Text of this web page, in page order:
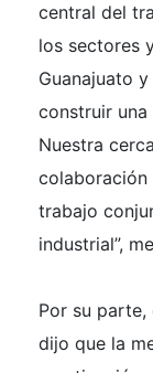
central del
los sectores
Guanajuato
construir
Nuestra
colaboración
trabajo
industrial”,
Por su parte,
dijo que la